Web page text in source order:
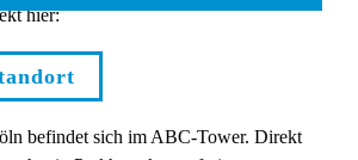
hier:
befindet sich im ABC-Tower. Direkt